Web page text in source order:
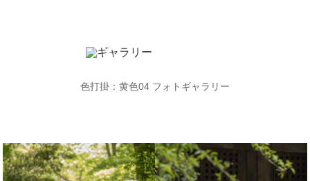
色打掛：黄色04 フォトギャラリー